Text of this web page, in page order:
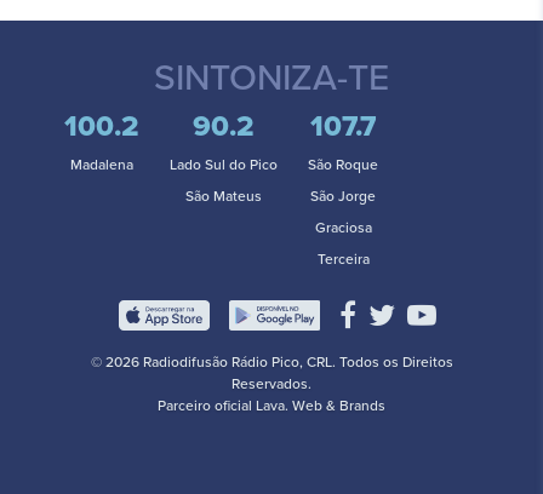
SINTONIZA-TE
100.2
Madalena
90.2
Lado Sul do Pico
São Mateus
107.7
São Roque
São Jorge
Graciosa
Terceira
© 2026 Radiodifusão Rádio Pico, CRL. Todos os Direitos
Reservados.
Parceiro oficial Lava. Web & Brands